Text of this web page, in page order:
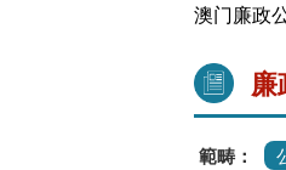
澳门廉政
廉
範畴：